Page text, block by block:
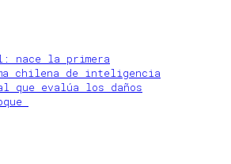
nace la primera
chilena de inteligencia
evalúa los daños